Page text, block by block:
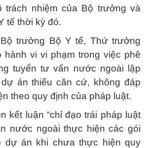
trách nhiệm của Bộ trưởng và
tế thời kỳ đó.
trưởng Bộ Y tế, Thứ trưởng
hành vi vi phạm trong việc phê
tuyển tư vấn nước ngoài lập
án thiếu căn cứ, không đáp
theo quy định của pháp luật.
kết luận “chỉ đạo trái pháp luật
nước ngoài thực hiện các gói
dự án khi chưa thực hiện quy